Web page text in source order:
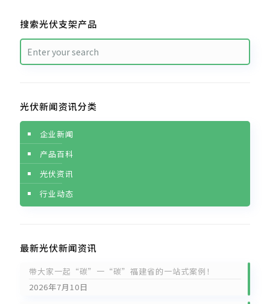
搜索光伏支架产品
光伏新闻资讯分类
企业新闻
产品百科
光伏资讯
行业动态
最新光伏新闻资讯
带大家一起“碳”一“碳”福建省的一站式案例！
2026年7月10日